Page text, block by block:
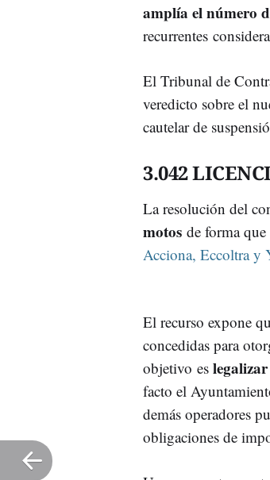
amplía el número
recurrentes
El Tribunal de
veredicto sobre el
cautelar de
3.042
La resolución del
motos de forma que
Acciona, Eccoltra y
El recurso expone
concedidas para
objetivo es
facto el
demás operadores
obligaciones de